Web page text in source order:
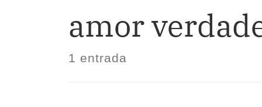
amor
1 entrada